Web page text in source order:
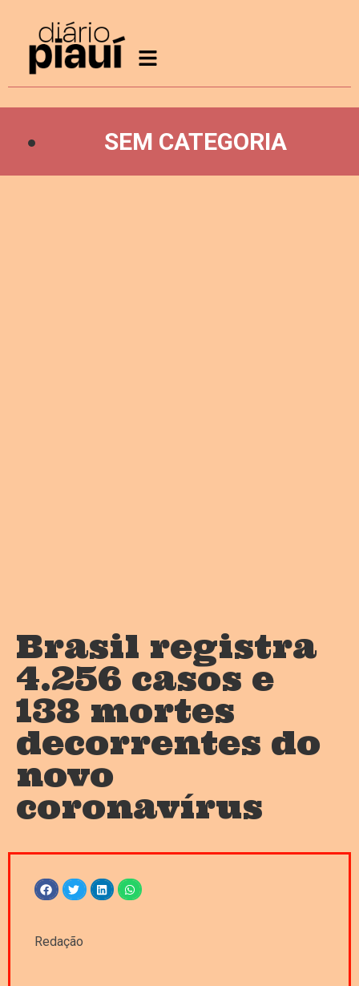
SEM CATEGORIA
Brasil registra
4.256 casos e
138 mortes
decorrentes do
novo
coronavírus
Redação